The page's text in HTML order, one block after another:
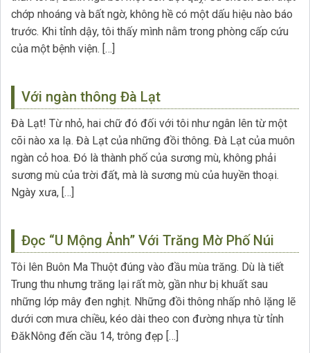
chớp nhoáng và bất ngờ, không hề có một dấu hiệu nào báo
trước. Khi tỉnh dậy, tôi thấy mình nằm trong phòng cấp cứu
của một bệnh viện. […]
Với ngàn thông Đà Lạt
Đà Lạt! Từ nhỏ, hai chữ đó đối với tôi như ngân lên từ một
cõi nào xa lạ. Đà Lạt của những đồi thông. Đà Lạt của muôn
ngàn cỏ hoa. Đó là thành phố của sương mù, không phải
sương mù của trời đất, mà là sương mù của huyền thoại.
Ngày xưa, […]
Đọc “U Mộng Ảnh” Với Trăng Mờ Phố Núi
Tôi lên Buôn Ma Thuột đúng vào đầu mùa trăng. Dù là tiết
Trung thu nhưng trăng lại rất mờ, gần như bị khuất sau
những lớp mây đen nghịt. Những đồi thông nhấp nhô lặng lẽ
dưới cơn mưa chiều, kéo dài theo con đường nhựa từ tỉnh
ĐăkNông đến cầu 14, trông đẹp […]